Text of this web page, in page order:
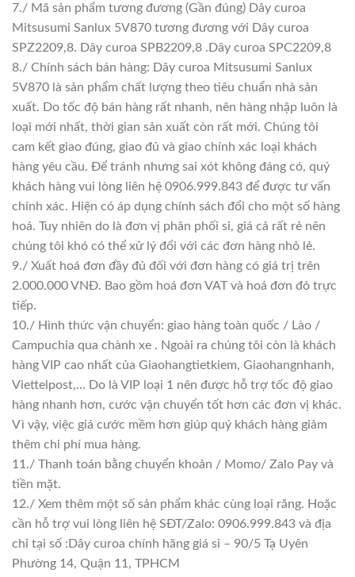
7./ Mã sản phẩm tương đương (Gần đúng) Dây curoa
Mitsusumi Sanlux 5V870 tương đương với Dây curoa
SPZ2209,8. Dây curoa SPB2209,8 .Dây curoa SPC2209,8
8./ Chính sách bán hàng: Dây curoa Mitsusumi Sanlux
5V870 là sản phẩm chất lượng theo tiêu chuẩn nhà sản
xuất. Do tốc độ bán hàng rất nhanh, nên hàng nhập luôn là
loại mới nhất, thời gian sản xuất còn rất mới. Chúng tôi
cam kết giao đúng, giao đủ và giao chính xác loại khách
hàng yêu cầu. Để tránh nhưng sai xót không đáng có, quý
khách hàng vui lòng liên hệ 0906.999.843 để được tư vấn
chính xác. Hiện có áp dụng chính sách đổi cho một số hàng
hoá. Tuy nhiên do là đơn vị phân phối sỉ, giá cả rất rẻ nên
chúng tôi khó có thể xử lý đổi với các đơn hàng nhỏ lẻ.
9./ Xuất hoá đơn đầy đủ đối với đơn hàng có giá trị trên
2.000.000 VNĐ. Bao gồm hoá đơn VAT và hoá đơn đỏ trực
tiếp.
10./ Hình thức vận chuyển: giao hàng toàn quốc / Lào /
Campuchia qua chành xe . Ngoài ra chúng tôi còn là khách
hàng VIP cao nhất của Giaohangtietkiem, Giaohangnhanh,
Viettelpost,… Do là VIP loại 1 nên được hỗ trợ tốc độ giao
hàng nhanh hơn, cước vận chuyển tốt hơn các đơn vị khác.
Vì vậy, việc giá cước mềm hơn giúp quý khách hàng giảm
thêm chi phí mua hàng.
11./ Thanh toán bằng chuyển khoản / Momo/ Zalo Pay và
tiền mặt.
12./ Xem thêm một số sản phẩm khác cùng loại răng. Hoặc
cần hỗ trợ vui lòng liên hệ SĐT/Zalo: 0906.999.843 và địa
chỉ tại số :Dây curoa chính hãng giá sỉ – 90/5 Tạ Uyên
Phường 14, Quận 11, TPHCM